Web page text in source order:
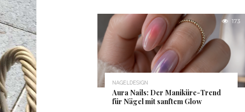
173
NAGELDESIGN
Aura Nails: Der Maniküre-Trend
für Nägel mit sanftem Glow